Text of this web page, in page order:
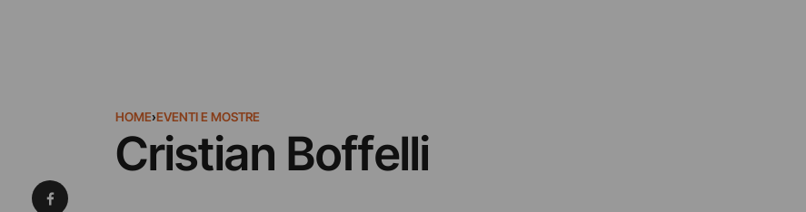
HOME›EVENTI E MOSTRE
Cristian Boffelli
Condividi su Facebook